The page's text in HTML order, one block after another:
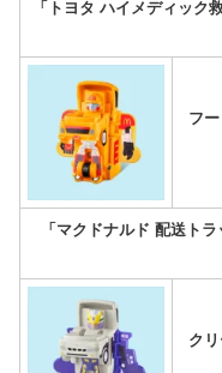
「トヨタ ハイメディック
フ
「マクドナルド 配送ト
ク